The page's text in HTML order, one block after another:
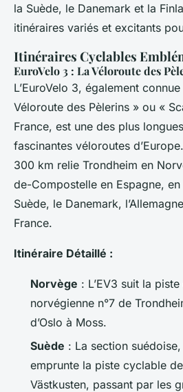
la Suède, le Danemark et la
itinéraires variés et excitants
Itinéraires Cyclables
EuroVelo 3 : La Véloroute des
L’EuroVelo 3, également
Véloroute des Pèlerins » ou «
France, est une des plus
fascinantes véloroutes
300 km relie Trondheim en
de-Compostelle en Espagne,
Suède, le Danemark,
France.
Itinéraire Détaillé :
Norvège : L’EV3 suit la
norvégienne n°7 de
d’Oslo à Moss.
Suède : La section
emprunte la piste cyclable de
Västkusten, passant par les